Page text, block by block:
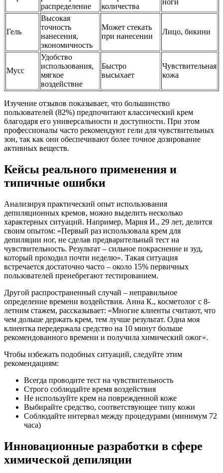
распределение
количества
ноги
Гель
Высокая
точность
нанесения,
экономичность
Может стекать
при нанесении
Лицо, бикини
Мусс
Удобство
использования,
мягкое
воздействие
Быстро
высыхает
Чувствительная
кожа
Изучение отзывов показывает, что большинство
пользователей (82%) предпочитают классический крем
благодаря его универсальности и доступности. При этом
профессионалы часто рекомендуют гели для чувствительных
зон, так как они обеспечивают более точное дозирование
активных веществ.
Кейсы реального применения и
типичные ошибки
Анализируя практический опыт использования
депиляционных кремов, можно выделить несколько
характерных ситуаций. Например, Мария И., 29 лет, делится
своим опытом: «Первый раз использовала крем для
депиляции ног, не сделав предварительный тест на
чувствительность. Результат – сильное покраснение и зуд,
который проходил почти неделю». Такая ситуация
встречается достаточно часто – около 15% первичных
пользователей пренебрегают тестированием.
Другой распространенный случай – неправильное
определение времени воздействия. Анна К., косметолог с 8-
летним стажем, рассказывает: «Многие клиенты считают, что
чем дольше держать крем, тем лучше результат. Одна моя
клиентка передержала средство на 10 минут больше
рекомендованного времени и получила химический ожог».
Чтобы избежать подобных ситуаций, следуйте этим
рекомендациям:
Всегда проводите тест на чувствительность
Строго соблюдайте время воздействия
Не используйте крем на поврежденной коже
Выбирайте средство, соответствующее типу кожи
Соблюдайте интервал между процедурами (минимум 72
часа)
Инновационные разработки в сфере
химической депиляции